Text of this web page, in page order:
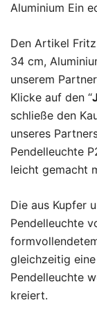
Aluminium Ein
Den Artikel
34 cm,
unserem
Klicke auf den “
schließe den
unseres
Pendelleuchte
leicht gemacht
Die aus Kupfer
Pendelleuchte
gleichzeitig
Pendelleuchte
kreiert.